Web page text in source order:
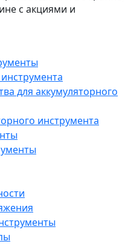
с акциями и
для аккумуляторного
инструмента